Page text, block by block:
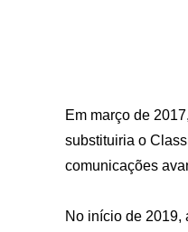
Em março de
substituiria o
comunicações
No início de 2019,